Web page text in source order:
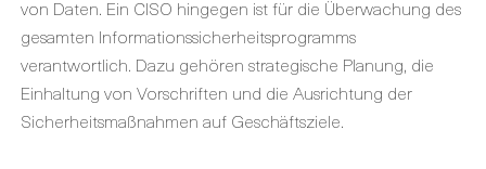
von Daten. Ein CISO hingegen ist für die Überwachung des
gesamten Informationssicherheitsprogramms
verantwortlich. Dazu gehören strategische Planung, die
Einhaltung von Vorschriften und die Ausrichtung der
Sicherheitsmaßnahmen auf Geschäftsziele.